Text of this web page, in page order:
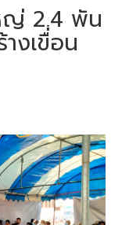
ญ่ 2.4 พัน
งเขื่อน